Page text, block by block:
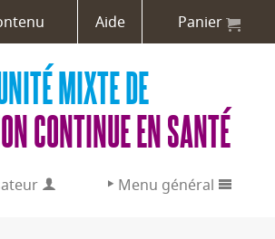
MIXTE DE
CONTINUE EN SANTÉ
Aide Panier
Menu général